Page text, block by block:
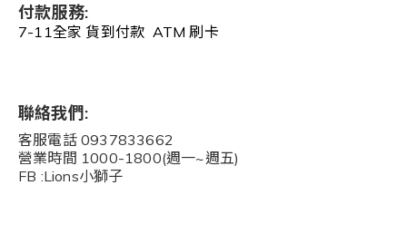
付款服務:
7-11全家 貨到付款 ATM 刷卡
聯絡我們:
客服電話 0937833662
營業時間 1000-1800(週一~週五)
FB :Lions小獅子